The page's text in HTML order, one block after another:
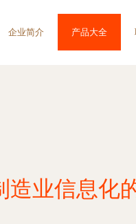
企业简介 产品大全
造业信息化